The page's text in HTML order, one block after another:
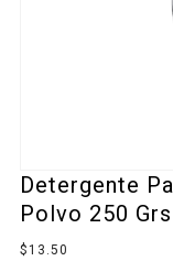
Detergente
Polvo 250 Grs
$ 13.50